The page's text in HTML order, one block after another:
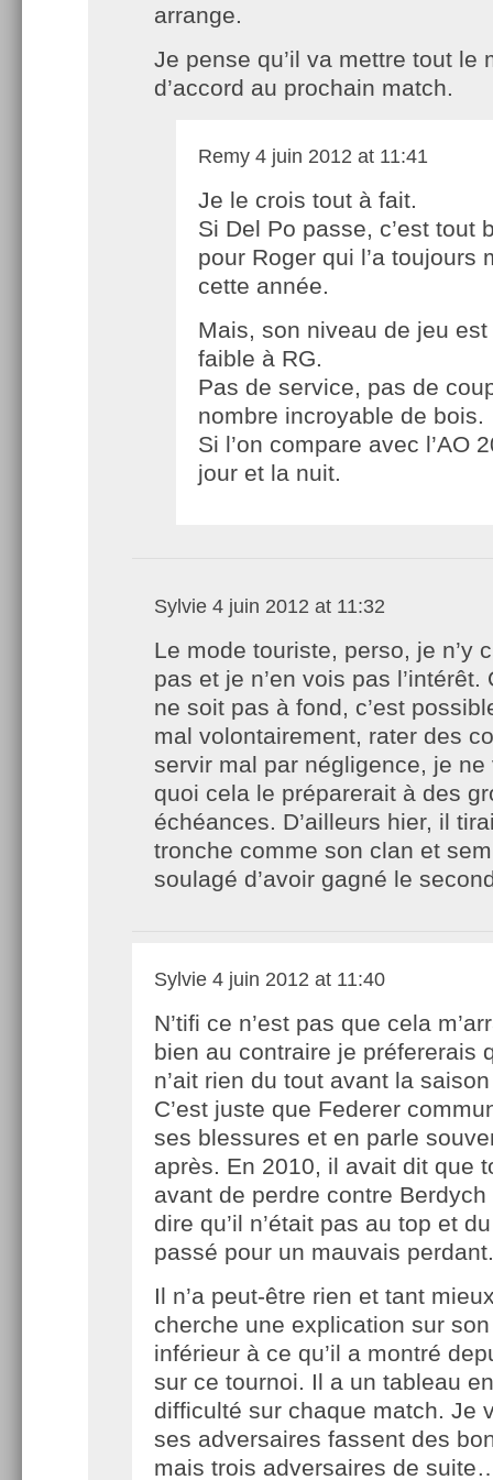
arrange.
Je pense qu’il va mettre tout le
d’accord au prochain match.
Remy 4 juin 2012 at 11:41
Je le crois tout à fait.
Si Del Po passe, c’est tout
pour Roger qui l’a toujours
cette année.
Mais, son niveau de jeu
faible à RG.
Pas de service, pas de
nombre incroyable de bois.
Si l’on compare avec l’AO
jour et la nuit.
Sylvie 4 juin 2012 at 11:32
Le mode touriste, perso, je n’y
pas et je n’en vois pas l’intérêt.
ne soit pas à fond, c’est
mal volontairement, rater des
servir mal par négligence, je ne
quoi cela le préparerait à des
échéances. D’ailleurs hier, il
tronche comme son clan et
soulagé d’avoir gagné le
Sylvie 4 juin 2012 at 11:40
N’tifi ce n’est pas que cela
bien au contraire je préfererais
n’ait rien du tout avant la
C’est juste que Federer
ses blessures et en parle
après. En 2010, il avait dit que
avant de perdre contre
dire qu’il n’était pas au top et
passé pour un mauvais perdant.
Il n’a peut-être rien et tant
cherche une explication sur
inférieur à ce qu’il a montré
sur ce tournoi. Il a un tableau
difficulté sur chaque match. Je
ses adversaires fassent des
mais trois adversaires de